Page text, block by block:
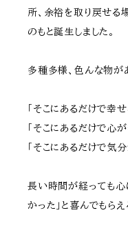
所、余裕を取り戻せる
のもと誕生しました。
多種多様、色んな物が
「そこにあるだけで幸
「そこにあるだけで心が
「そこにあるだけで気
長い時間が経っても心
かった」と喜んでもら